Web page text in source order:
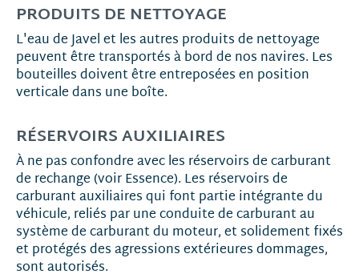
PRODUITS DE NETTOYAGE
L'eau de Javel et les autres produits de nettoyage
peuvent être transportés à bord de nos navires. Les
bouteilles doivent être entreposées en position
verticale dans une boîte.
RÉSERVOIRS AUXILIAIRES
À ne pas confondre avec les réservoirs de carburant
de rechange (voir Essence). Les réservoirs de
carburant auxiliaires qui font partie intégrante du
véhicule, reliés par une conduite de carburant au
système de carburant du moteur, et solidement fixés
et protégés des agressions extérieures dommages,
sont autorisés.